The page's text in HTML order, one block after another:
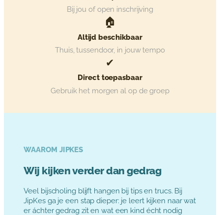
Bij jou of open inschrijving
🏠
Altijd beschikbaar
Thuis, tussendoor, in jouw tempo
✔
Direct toepasbaar
Gebruik het morgen al op de groep
WAAROM JIPKES
Wij kijken verder dan gedrag
Veel bijscholing blijft hangen bij tips en trucs. Bij
JipKes ga je een stap dieper: je leert kijken naar wat
er áchter gedrag zit en wat een kind écht nodig